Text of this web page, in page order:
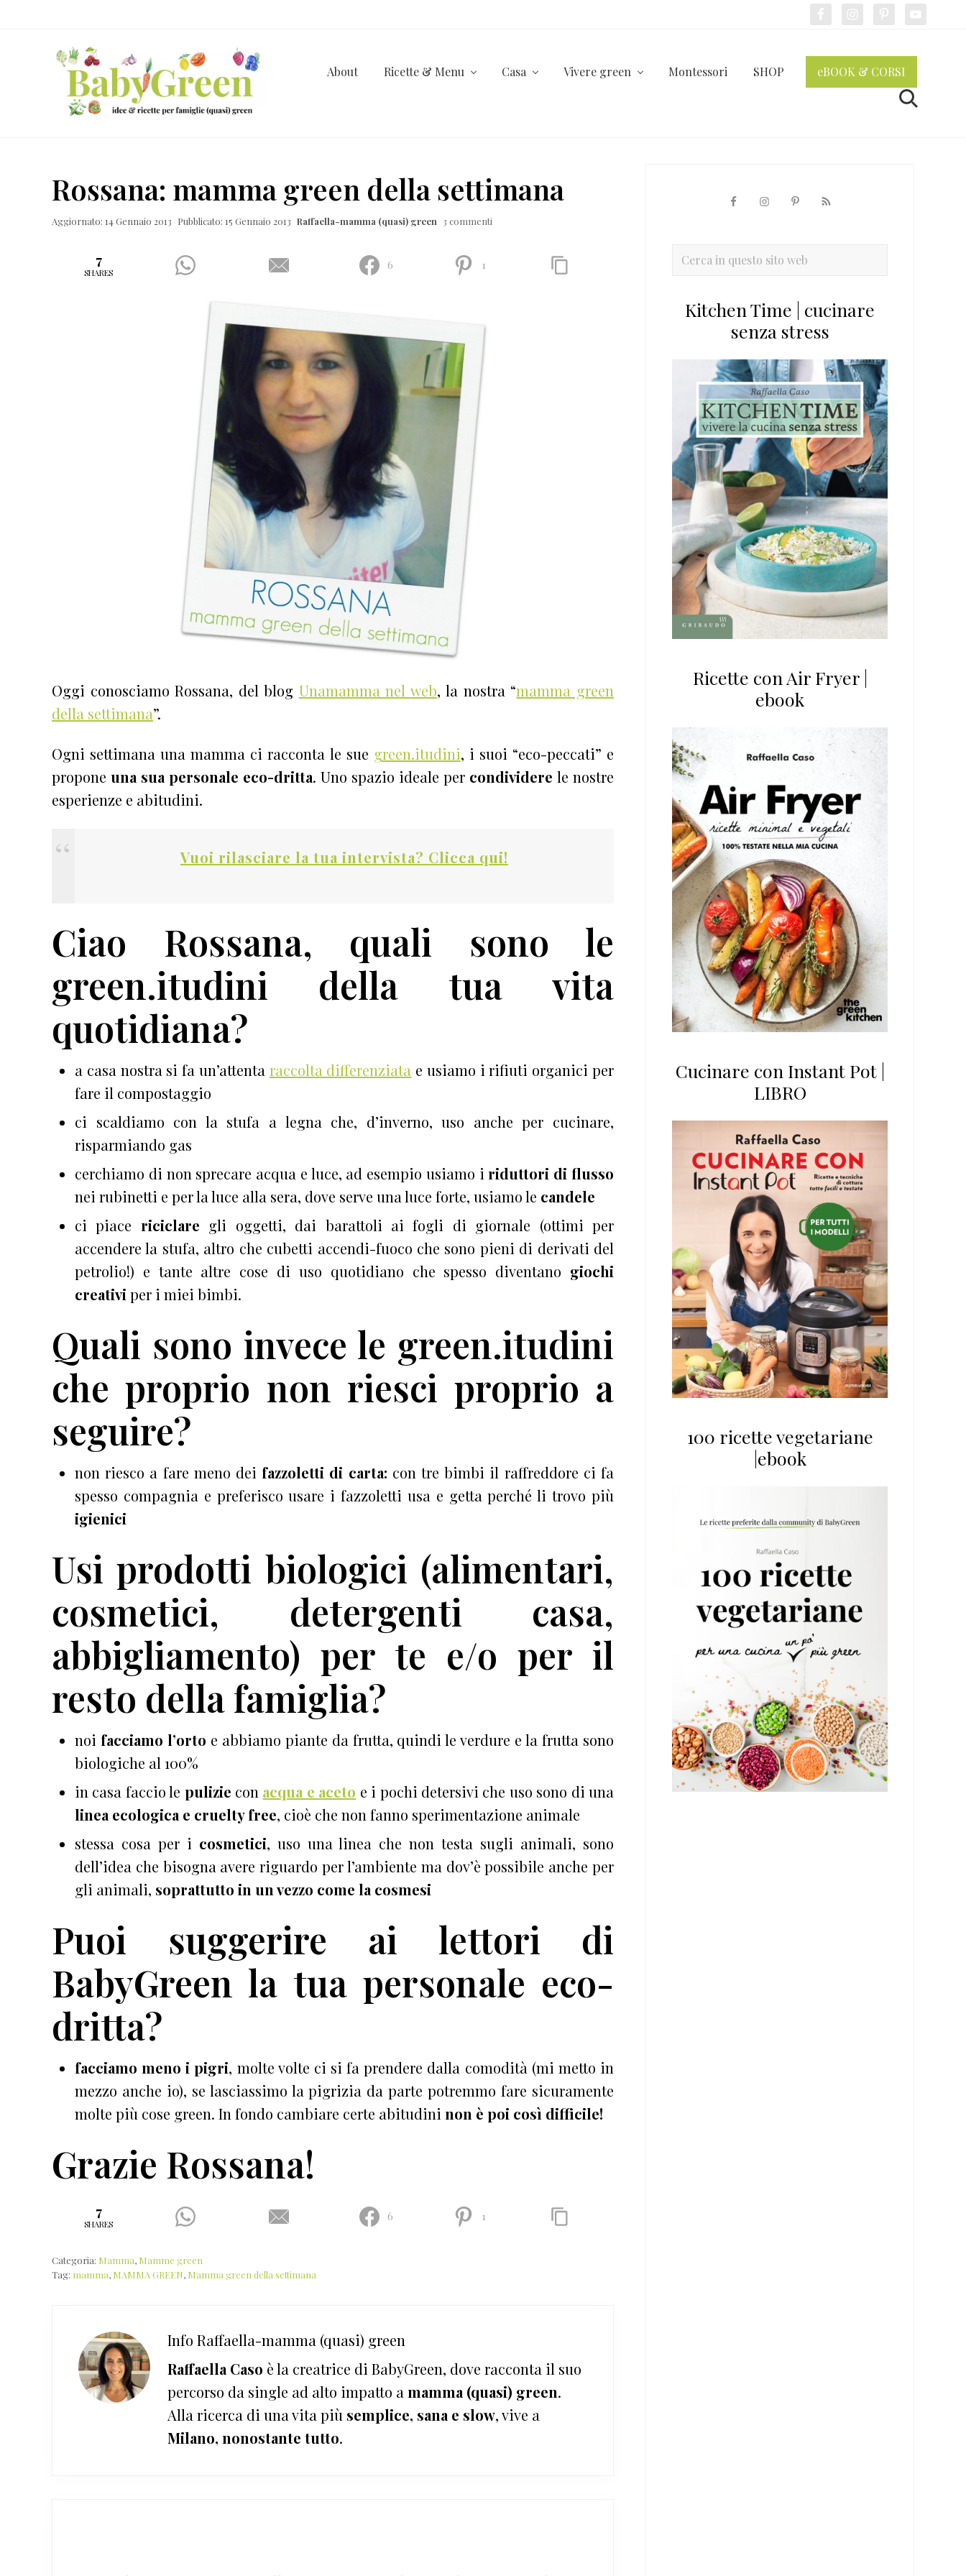
ricette
per
About Ricette & Menu Casa Vivere green Montessori SHOP eBOOK & CORSI
Cerca
Rossana: mamma green della settimana
Aggiornato: 14 Gennaio 2013 Pubblicato: 15 Gennaio 2013 Raffaella-mamma (quasi) green 3 commenti
7
SHARES
6 1
Oggi conosciamo Rossana, del blog Unamamma nel web, la nostra “mamma green
della settimana”.
Ogni settimana una mamma ci racconta le sue green.itudini, i suoi “eco-peccati” e
propone una sua personale eco-dritta. Uno spazio ideale per condividere le nostre
esperienze e abitudini.
Vuoi rilasciare la tua intervista? Clicca qui!
Ciao Rossana, quali sono le
green.itudini della tua vita
quotidiana?
a casa nostra si fa un’attenta raccolta differenziata e usiamo i rifiuti organici per
fare il compostaggio
ci scaldiamo con la stufa a legna che, d’inverno, uso anche per cucinare,
risparmiando gas
cerchiamo di non sprecare acqua e luce, ad esempio usiamo iriduttori di flusso
nei rubinetti e per la luce alla sera, dove serve una luce forte, usiamo le candele
ci piace riciclare gli oggetti, dai barattoli ai fogli di giornale (ottimi per
accendere la stufa, altro che cubetti accendi-fuoco che sono pieni di derivati del
petrolio!) e tante altre cose di uso quotidiano che spesso diventano giochi
creativi per i miei bimbi.
Quali sono invece le green.itudini
che proprio non riesci proprio a
seguire?
non riesco a fare meno dei fazzoletti di carta: con tre bimbi il raffreddore ci fa
spesso compagnia e preferisco usare i fazzoletti usa e getta perché li trovo più
igienici
Usi prodotti biologici (alimentari,
cosmetici, detergenti casa,
abbigliamento) per te e/o per il
resto della famiglia?
noi facciamo l’orto e abbiamo piante da frutta, quindi le verdure e la frutta sono
biologiche al 100%
in casa faccio le pulizie con acqua e aceto e i pochi detersivi che uso sono di una
linea ecologica e cruelty free, cioè che non fanno sperimentazione animale
stessa cosa per i cosmetici, uso una linea che non testa sugli animali, sono
dell’idea che bisogna avere riguardo per l’ambiente ma dov’è possibile anche per
gli animali, soprattutto in un vezzo come la cosmesi
Puoi suggerire ai lettori di
BabyGreen la tua personale eco-
dritta?
facciamo meno i pigri, molte volte ci si fa prendere dalla comodità (mi metto in
mezzo anche io), se lasciassimo la pigrizia da parte potremmo fare sicuramente
molte più cose green. In fondo cambiare certe abitudini non è poi così difficile!
Grazie Rossana!
7
SHARES
6 1
Categoria: Mamma, Mamme green
Tag: mamma, MAMMA GREEN, Mamma green della settimana
Info Raffaella-mamma (quasi) green
Raffaella Caso è la creatrice di BabyGreen, dove racconta il suo
percorso da single ad alto impatto a mamma (quasi) green.
Alla ricerca di una vita più semplice, sana e slow, vive a
Milano, nonostante tutto.
primaria
Cerca
sitoKitchen Time | cucinare
senza stress
Ricette con Air Fryer |
ebook
Cucinare con Instant Pot |
LIBRO
100 ricette vegetariane
|ebook